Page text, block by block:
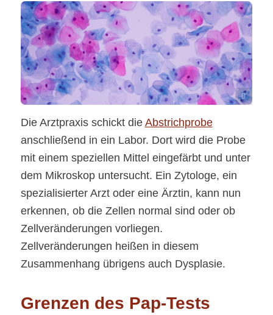
Shutterstock / Komsan Loonprom
Die Arztpraxis schickt die Abstrichprobe
anschließend in ein Labor. Dort wird die Probe
mit einem speziellen Mittel eingefärbt und unter
dem Mikroskop untersucht. Ein Zytologe, ein
spezialisierter Arzt oder eine Ärztin, kann nun
erkennen, ob die Zellen normal sind oder ob
Zellveränderungen vorliegen.
Zellveränderungen heißen in diesem
Zusammenhang übrigens auch Dysplasie.
Grenzen des Pap-Tests